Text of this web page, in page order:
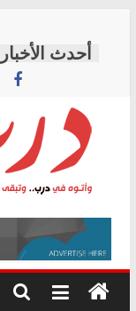
content
درب
وأتوه
درب..
وتبقى
هي